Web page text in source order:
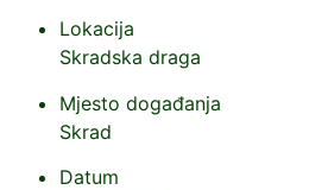
Lokacija
Skradska draga
Mjesto događanja
Skrad
Datum